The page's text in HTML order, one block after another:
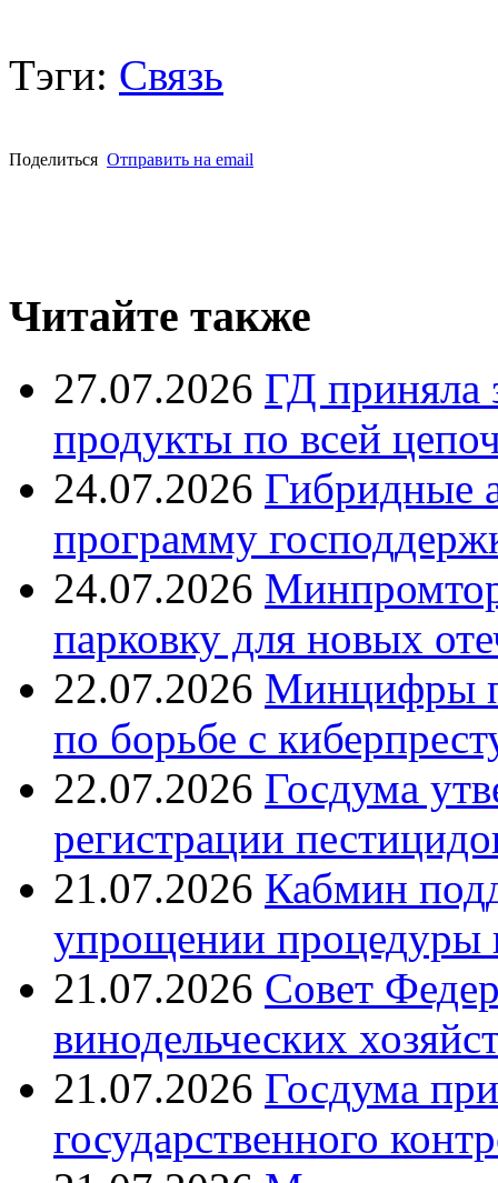
Тэги: Связь
Поделиться Отправить на email
Читайте также
27.07.2026 ГД приняла
продукты по всей
24.07.2026 Гибридные
программу
24.07.2026
парковку для новых
22.07.2026 Минцифры
по борьбе с
22.07.2026 Госдума
регистрации
21.07.2026 Кабмин
упрощении процедуры
21.07.2026 Совет
винодельческих
21.07.2026 Госдума
государственного